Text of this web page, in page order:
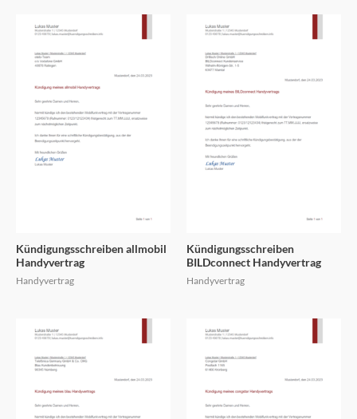
Kündigungsschreiben allmobil
Handyvertrag
Handyvertrag
Kündigungsschreiben
BILDconnect Handyvertrag
Handyvertrag